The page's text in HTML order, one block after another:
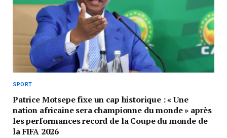
SPORT
Patrice Motsepe fixe un cap historique : « Une
nation africaine sera championne du monde » après
les performances record de la Coupe du monde de
la FIFA 2026